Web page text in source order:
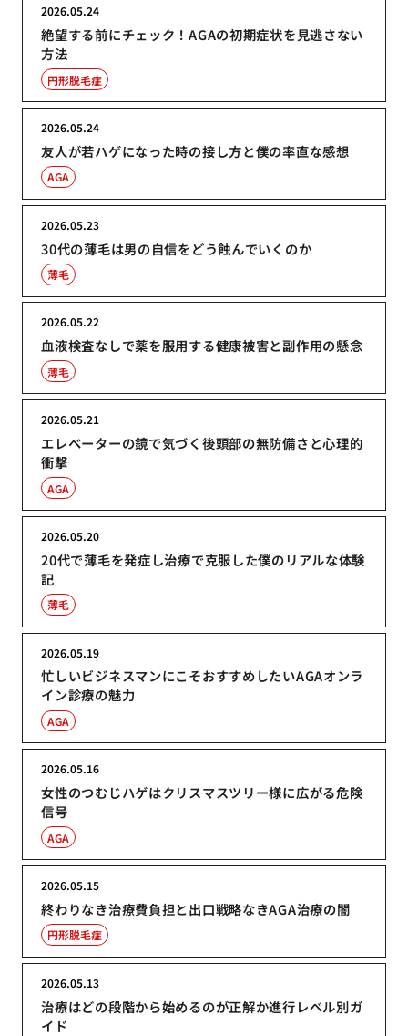
絶望する前にチェック！AGAの初期症状を見逃さない
方法
2026.05.24
円形脱毛症
友人が若ハゲになった時の接し方と僕の率直な感想
2026.05.24
AGA
30代の薄毛は男の自信をどう蝕んでいくのか
2026.05.23
薄毛
血液検査なしで薬を服用する健康被害と副作用の懸念
2026.05.22
薄毛
エレベーターの鏡で気づく後頭部の無防備さと心理的
衝撃
2026.05.21
AGA
20代で薄毛を発症し治療で克服した僕のリアルな体験
記
2026.05.20
薄毛
忙しいビジネスマンにこそおすすめしたいAGAオンラ
イン診療の魅力
2026.05.19
AGA
女性のつむじハゲはクリスマスツリー様に広がる危険
信号
2026.05.16
AGA
終わりなき治療費負担と出口戦略なきAGA治療の闇
2026.05.15
円形脱毛症
治療はどの段階から始めるのが正解か進行レベル別ガ
イド
2026.05.13